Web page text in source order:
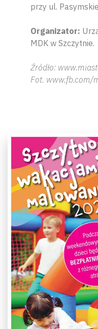
przy ul.
Organizator:
MDK w Szczytnie.
Źródło:
Fot. www.fb.com/